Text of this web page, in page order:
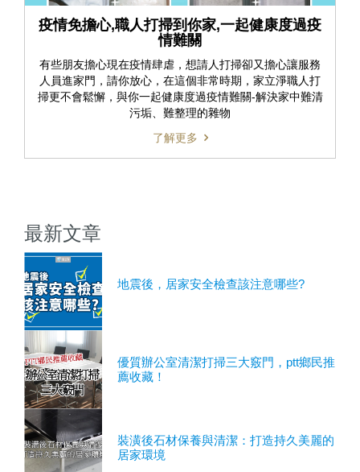
疫情免擔心,職人打掃到你家,一起健康度過疫
情難關
有些朋友擔心現在疫情肆虐，想請人打掃卻又擔心讓服務
人員進家門，請你放心，在這個非常時期，家立淨職人打
掃更不會鬆懈，與你一起健康度過疫情難關-解決家中難清
污垢、難整理的雜物 ​ ​
了解更多
最新文章
地震後，居家安全檢查該注意哪些?
優質辦公室清潔打掃三大竅門，ptt鄉民推
薦收藏！
裝潢後石材保養與清潔：打造持久美麗的
居家環境